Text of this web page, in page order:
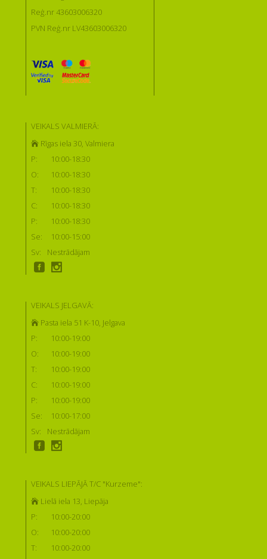
Reģ.nr 43603006320
PVN Reģ.nr LV43603006320
VEIKALS VALMIERĀ:
Rīgas iela 30, Valmiera
P:
10:00-18:30
O:
10:00-18:30
T:
10:00-18:30
C:
10:00-18:30
P:
10:00-18:30
Se:
10:00-15:00
Sv:
Nestrādājam
VEIKALS JELGAVĀ:
Pasta iela 51 K-10, Jelgava
P:
10:00-19:00
O:
10:00-19:00
T:
10:00-19:00
C:
10:00-19:00
P:
10:00-19:00
Se:
10:00-17:00
Sv:
Nestrādājam
VEIKALS LIEPĀJĀ T/C "Kurzeme":
Lielā iela 13, Liepāja
P:
10:00-20:00
O:
10:00-20:00
T:
10:00-20:00